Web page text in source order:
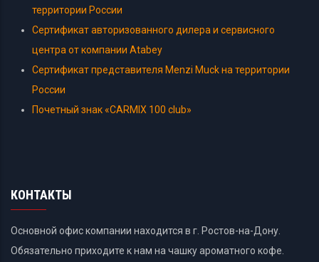
территории России
Сертификат авторизованного дилера и сервисного
центра от компании Atabey
Сертификат представителя Menzi Muck на территории
России
Почетный знак «CARMIX 100 club»
КОНТАКТЫ
Основной офис компании находится в г. Ростов-на-Дону.
Обязательно приходите к нам на чашку ароматного кофе.